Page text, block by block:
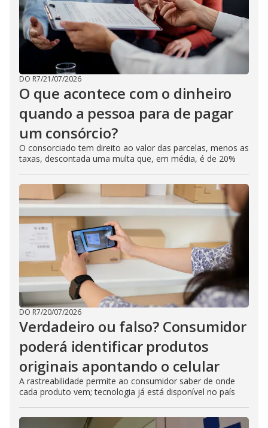
DO R7/21/07/2026
O que acontece com o dinheiro
quando a pessoa para de pagar
um consórcio?
O consorciado tem direito ao valor das parcelas, menos as
taxas, descontada uma multa que, em média, é de 20%
DO R7/20/07/2026
Verdadeiro ou falso? Consumidor
poderá identificar produtos
originais apontando o celular
A rastreabilidade permite ao consumidor saber de onde
cada produto vem; tecnologia já está disponível no país